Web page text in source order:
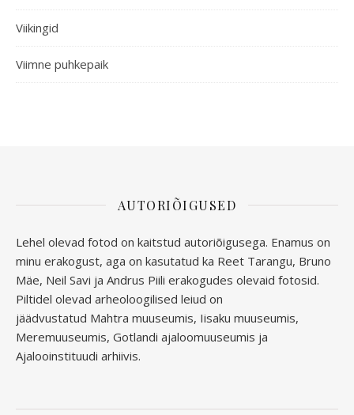
Viikingid
Viimne puhkepaik
AUTORIÕIGUSED
Lehel olevad fotod on kaitstud autoriõigusega. Enamus on
minu erakogust, aga on kasutatud ka Reet Tarangu, Bruno
Mäe, Neil Savi ja Andrus Piili erakogudes olevaid fotosid.
Piltidel olevad arheoloogilised leiud on
jäädvustatud Mahtra muuseumis, Iisaku muuseumis,
Meremuuseumis, Gotlandi ajaloomuuseumis ja
Ajalooinstituudi arhiivis.